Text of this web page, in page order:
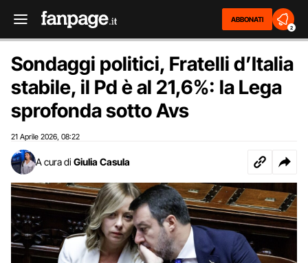
ABBONATI
2
Sondaggi politici, Fratelli d’Italia
stabile, il Pd è al 21,6%: la Lega
sprofonda sotto Avs
21 Aprile 2026 08:22
A cura di Giulia Casula